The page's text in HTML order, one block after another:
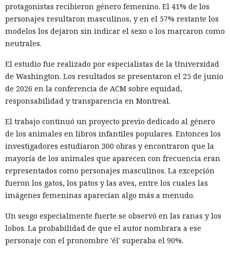
protagonistas recibieron género femenino. El 41% de los
personajes resultaron masculinos, y en el 57% restante los
modelos los dejaron sin indicar el sexo o los marcaron como
neutrales.
El estudio fue realizado por especialistas de la Universidad
de Washington. Los resultados se presentaron el 25 de junio
de 2026 en la conferencia de ACM sobre equidad,
responsabilidad y transparencia en Montreal.
El trabajo continuó un proyecto previo dedicado al género
de los animales en libros infantiles populares. Entonces los
investigadores estudiaron 300 obras y encontraron que la
mayoría de los animales que aparecen con frecuencia eran
representados como personajes masculinos. La excepción
fueron los gatos, los patos y las aves, entre los cuales las
imágenes femeninas aparecían algo más a menudo.
Un sesgo especialmente fuerte se observó en las ranas y los
lobos. La probabilidad de que el autor nombrara a ese
personaje con el pronombre 'él' superaba el 90%.